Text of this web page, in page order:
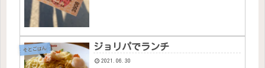
そとごはん ジョリパでランチ
2021.06.30